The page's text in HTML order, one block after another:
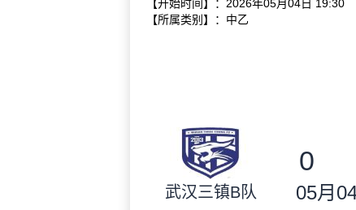
【开始时间】：2026年05月04日 19:30
【所属类别】：中乙
武汉三镇B队
0
05月